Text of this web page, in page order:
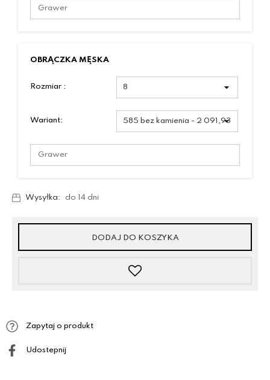
OBRĄCZKA MĘSKA
Rozmiar :
Wariant:
Wysyłka: do 14 dni
DODAJ DO KOSZYKA
Zapytaj o produkt
Udostepnij